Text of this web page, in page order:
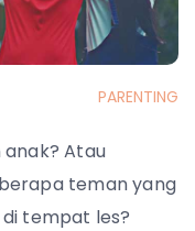
PARENTING
Atau
teman yang
tempat les?